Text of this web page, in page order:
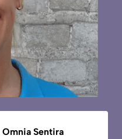
Omnia